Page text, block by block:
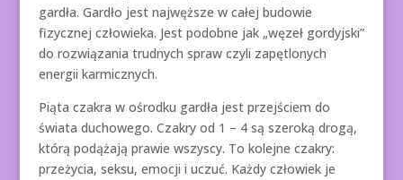
gardła. Gardło jest najwęższe w całej budowie
fizycznej człowieka. Jest podobne jak „węzeł gordyjski”
do rozwiązania trudnych spraw czyli zapętlonych
energii karmicznych.
Piąta czakra w ośrodku gardła jest przejściem do
świata duchowego. Czakry od 1 – 4 są szeroką drogą,
którą podążają prawie wszyscy. To kolejne czakry:
przeżycia, seksu, emocji i uczuć. Każdy człowiek je